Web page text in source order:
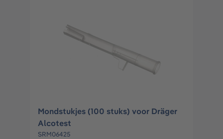
Mondstukjes (100 stuks) voor Dräger
Alcotest
SRM06425